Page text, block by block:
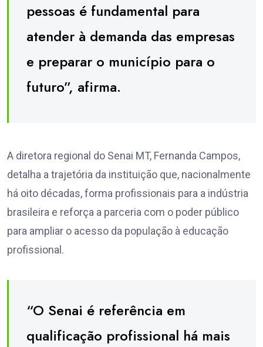
pessoas é fundamental para
atender à demanda das empresas
e preparar o município para o
futuro”, afirma.
A diretora regional do Senai MT, Fernanda Campos,
detalha a trajetória da instituição que, nacionalmente
há oito décadas, forma profissionais para a indústria
brasileira e reforça a parceria com o poder público
para ampliar o acesso da população à educação
profissional.
“O Senai é referência em
qualificação profissional há mais